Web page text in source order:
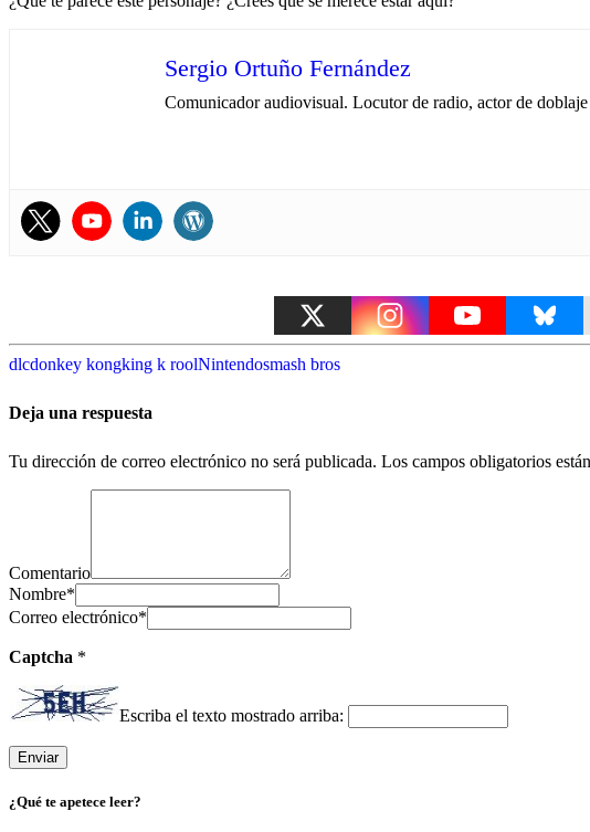
Sergio Ortuño Fernández
Comunicador audiovisual. Locutor de radio, actor de
dlcdonkey kongking k roolNintendosmash bros
Deja una respuesta
Tu dirección de correo electrónico no será publicada. Los campos obligatorios
Comentario
Nombre*
Correo electrónico*
Captcha *
Escriba el texto mostrado arriba:
¿Qué te apetece leer?